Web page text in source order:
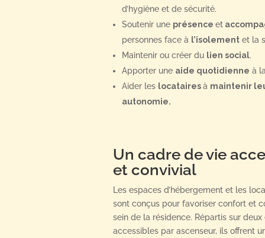
d’hygiène et de sécurité.
Soutenir une présenceet
personnes face à l’isolement et la
Maintenir ou créer du lien social.
Apporter une aide quotidienne à
Aider les locatairesà maintenir
autonomie.
Un cadre de vie
et convivial
Les espaces d’hébergement et les
sont conçus pour favoriser confort et
sein de la résidence. Répartis sur deux
accessibles par ascenseur, ils offrent